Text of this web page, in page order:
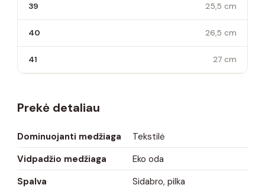
39 25,5 cm
40 26,5 cm
41 27 cm
Prekė detaliau
Dominuojanti medžiaga
Tekstilė
Vidpadžio medžiaga
Eko oda
Spalva
Sidabro, pilka